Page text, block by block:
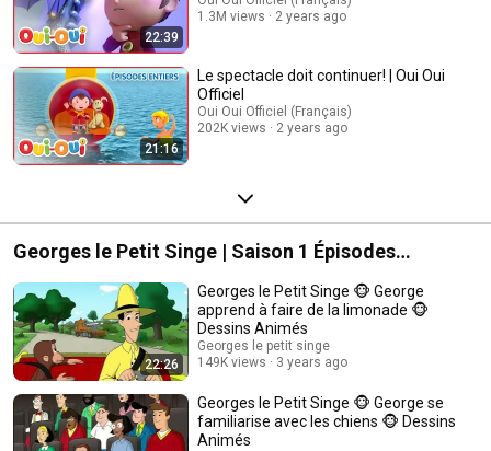
et les films d'animations en tant que telles.
22:39
1.3M views
2 years ago
21:16
Le spectacle doit continuer! | Oui Oui
Officiel
Oui Oui Officiel (Français)
202K views
2 years ago
Georges le Petit Singe | Saison 1 Épisodes
Complets | Dessins Animés
22:26
Georges le Petit Singe 🐵 George
apprend à faire de la limonade 🐵
Dessins Animés
Georges le petit singe
149K views
3 years ago
Georges le Petit Singe 🐵 George se
familiarise avec les chiens 🐵 Dessins
Animés